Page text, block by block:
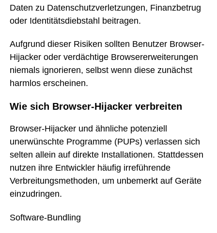
Daten zu Datenschutzverletzungen, Finanzbetrug
oder Identitätsdiebstahl beitragen.
Aufgrund dieser Risiken sollten Benutzer Browser-
Hijacker oder verdächtige Browsererweiterungen
niemals ignorieren, selbst wenn diese zunächst
harmlos erscheinen.
Wie sich Browser-Hijacker verbreiten
Browser-Hijacker und ähnliche potenziell
unerwünschte Programme (PUPs) verlassen sich
selten allein auf direkte Installationen. Stattdessen
nutzen ihre Entwickler häufig irreführende
Verbreitungsmethoden, um unbemerkt auf Geräte
einzudringen.
Software-Bundling